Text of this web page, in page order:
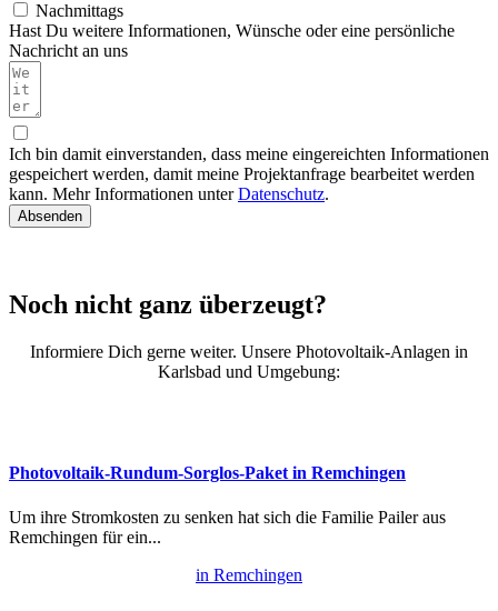
Nachmittags
Hast Du weitere Informationen, Wünsche oder eine persönliche
Nachricht an uns
Ich bin damit einverstanden, dass meine eingereichten Informationen
gespeichert werden, damit meine Projektanfrage bearbeitet werden
kann. Mehr Informationen unterDatenschutz.
Absenden
Noch nicht ganz überzeugt?
Informiere Dich gerne weiter. Unsere Photovoltaik-Anlagen in
Karlsbad und Umgebung:
Photovoltaik-Rundum-Sorglos-Paket in Remchingen
Um ihre Stromkosten zu senken hat sich die Familie Pailer aus
Remchingen für ein...
in Remchingen